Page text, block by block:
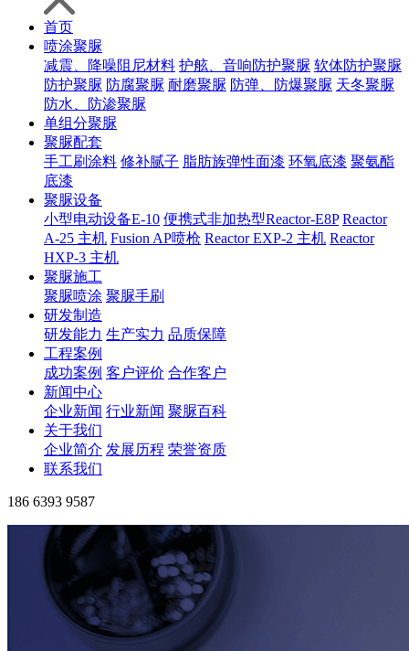
首页
喷涂聚脲
减震、降噪阻尼材料 护舷、音响防护聚脲 软体防护聚脲
防护聚脲 防腐聚脲 耐磨聚脲 防弹、防爆聚脲 天冬聚脲
防水、防渗聚脲
单组分聚脲
聚脲配套
手工刷涂料 修补腻子 脂肪族弹性面漆 环氧底漆 聚氨酯
底漆
聚脲设备
小型电动设备E-10 便携式非加热型Reactor-E8P Reactor
A-25 主机 Fusion AP喷枪 Reactor EXP-2 主机 Reactor
HXP-3 主机
聚脲施工
聚脲喷涂 聚脲手刷
研发制造
研发能力 生产实力 品质保障
工程案例
成功案例 客户评价 合作客户
新闻中心
企业新闻 行业新闻 聚脲百科
关于我们
企业简介 发展历程 荣誉资质
联系我们
186 6393 9587